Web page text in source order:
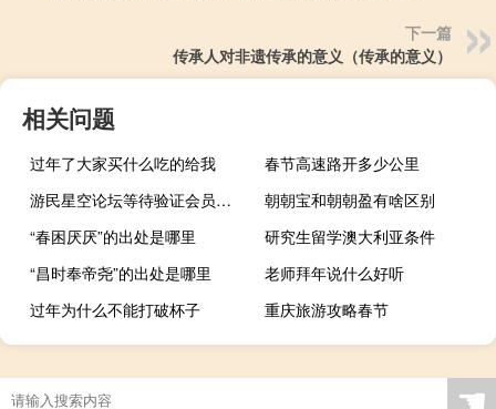
下一篇
传承人对非遗传承的意义（传承的意义）
相关问题
过年了大家买什么吃的给我
春节高速路开多少公里
游民星空论坛等待验证会员（游民星空论坛）
朝朝宝和朝朝盈有啥区别
“春困厌厌”的出处是哪里
研究生留学澳大利亚条件
“昌时奉帝尧”的出处是哪里
老师拜年说什么好听
过年为什么不能打破杯子
重庆旅游攻略春节